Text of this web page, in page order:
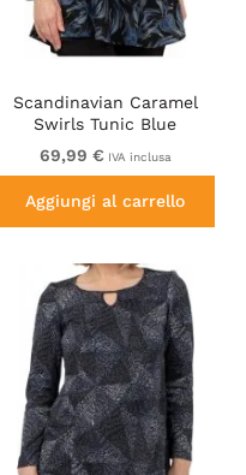
Scandinavian Caramel
Swirls Tunic Blue
69,99 € IVA inclusa
Aggiungi al carrello